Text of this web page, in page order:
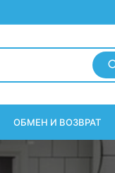
ОБМЕН И ВОЗВРАТ